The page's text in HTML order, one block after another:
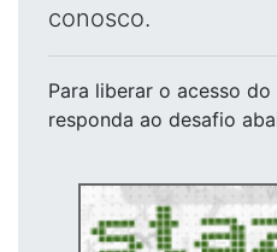
conosco.
Para liberar o acesso do
responda ao desafio